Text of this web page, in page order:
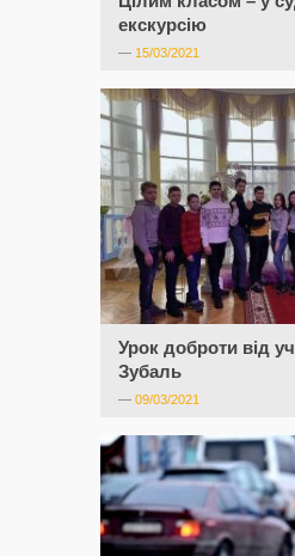
екскурсію
— 15/03/2021
Урок доброти від
Зубаль
— 09/03/2021